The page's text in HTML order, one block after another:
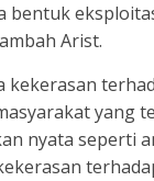
bentuk
Arist.
kekerasan
yang
nyata seperti